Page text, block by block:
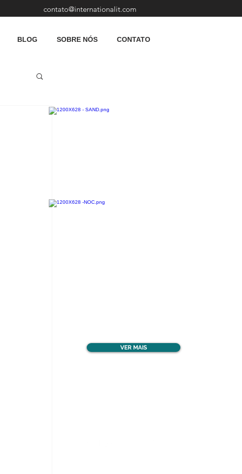
contato@internationalit.com
BLOG SOBRE NÓS CONTATO
VER MAIS